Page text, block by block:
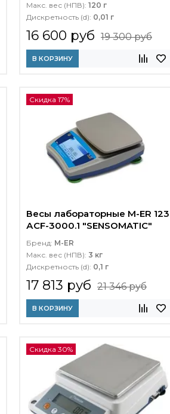
Макс. вес (НПВ): 120 г
Дискретность (d): 0,01 г
16 600 руб 19 300 руб
В КОРЗИНУ
Скидка 17%
Весы лабораторные M-ER 123
АCF-3000.1 "SENSOMATIC"
Бренд: M-ER
Макс. вес (НПВ): 3 кг
Дискретность (d): 0,1 г
17 813 руб 21 346 руб
В КОРЗИНУ
Скидка 30%